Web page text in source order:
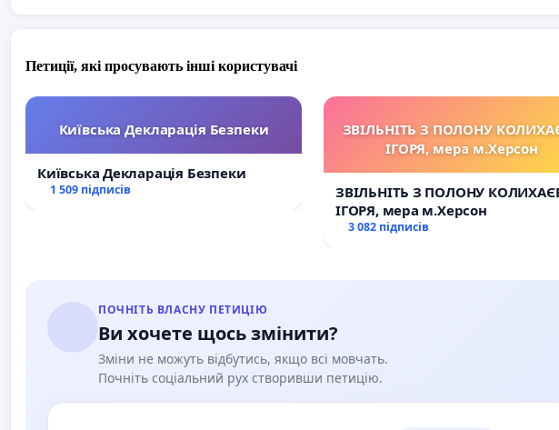
Петиції, які просувають інші користувачі
Київська Декларація Безпеки
Київська Декларація Безпеки
1 509 підписів
ЗВІЛЬНІТЬ З ПОЛОНУ
ІГОРЯ, мера м.Херсон
ЗВІЛЬНІТЬ З ПОЛОНУ
ІГОРЯ, мера м.Херсон
3 082 підписів
ПОЧНІТЬ ВЛАСНУ ПЕТИЦІЮ
Ви хочете щось змінити?
Зміни не можуть відбутись, якщо всі мовчать.
Почніть соціальний рух створивши петицію.